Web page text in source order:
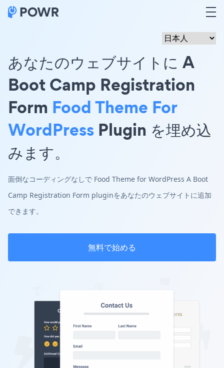
あなたのウェブサイトに A
Boot Camp Registration
Form Food Theme For
WordPress Plugin を埋め込
みます。
面倒なコーディングなしで Food Theme for WordPress A Boot
Camp Registration Form pluginをあなたのウェブサイトに追加
できます。
無料で始める